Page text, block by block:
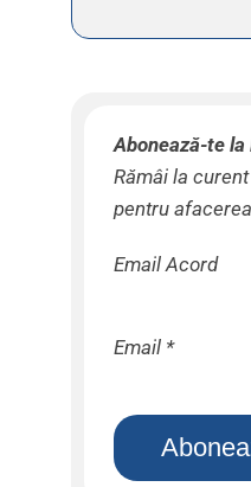
Abonează-te
Rămâi la
pentru
Email Acord
Email *